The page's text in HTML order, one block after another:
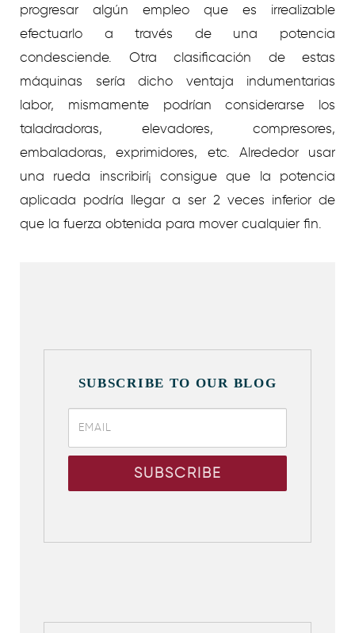
progresar algún empleo que es irrealizable
efectuarlo a través de una potencia
condesciende. Otra clasificación de estas
máquinas serí­a dicho ventaja indumentarias
labor, mismamente podrían considerarse los
taladradoras, elevadores, compresores,
embaladoras, exprimidores, etc. Alrededor usar
una rueda inscribirí¡ consigue que la potencia
aplicada podrí­a llegar a ser 2 veces inferior de
que la fuerza obtenida para mover cualquier fin.
SUBSCRIBE TO OUR BLOG